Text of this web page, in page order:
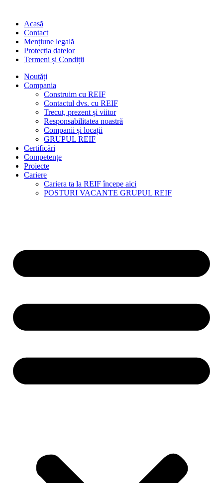
Acasă
Contact
Mențiune legală
Protecția datelor
Termeni și Condiții
Noutăți
Compania
Construim cu REIF
Contactul dvs. cu REIF
Trecut, prezent și viitor
Responsabilitatea noastră
Companii și locații
GRUPUL REIF
Certificări
Competențe
Proiecte
Cariere
Cariera ta la REIF începe aici
POSTURI VACANTE GRUPUL REIF